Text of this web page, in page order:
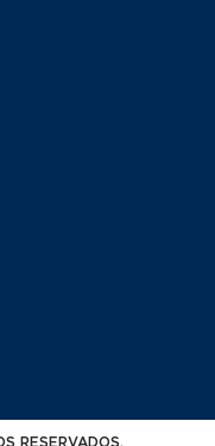
RESERVADOS.